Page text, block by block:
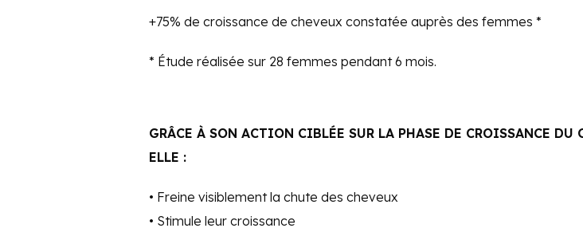
+75% de croissance de cheveux constatée auprès des femmes *
* Étude réalisée sur 28 femmes pendant 6 mois.
GRÂCE À SON ACTION CIBLÉE SUR LA PHASE DE CROISSANCE DU
ELLE :
• Freine visiblement la chute des cheveux
• Stimule leur croissance